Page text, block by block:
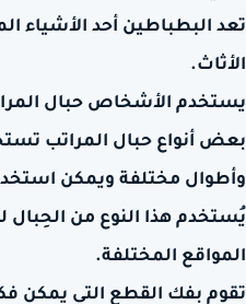
تعد البطباطين أحد الأشياء
الأثاث.
يستخدم الأشخاص حبال
بعض أنواع حبال المراتب
وأطوال مختلفة ويمكن
يُستخدم هذا النوع من الحِبال
المواقع المختلفة.
تقوم بفك القطع التي يمكن